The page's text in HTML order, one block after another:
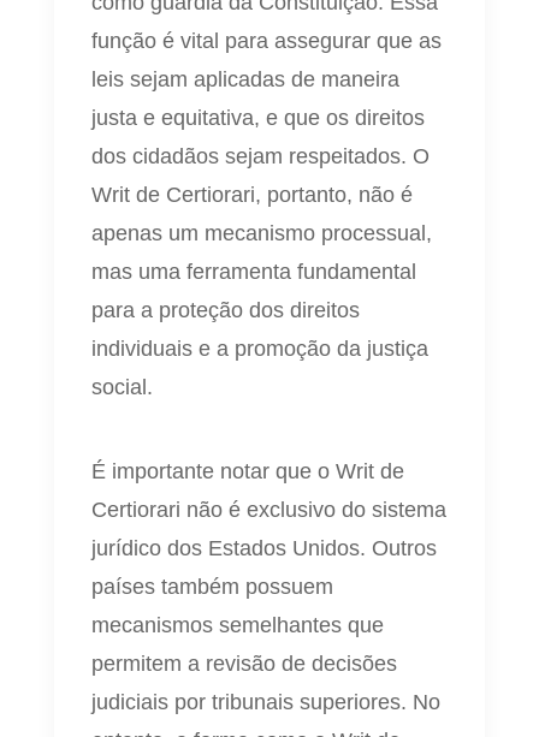
função é vital para assegurar que as
leis sejam aplicadas de maneira
justa e equitativa, e que os direitos
dos cidadãos sejam respeitados. O
Writ de Certiorari, portanto, não é
apenas um mecanismo processual,
mas uma ferramenta fundamental
para a proteção dos direitos
individuais e a promoção da justiça
social.
É importante notar que o Writ de
Certiorari não é exclusivo do sistema
jurídico dos Estados Unidos. Outros
países também possuem
mecanismos semelhantes que
permitem a revisão de decisões
judiciais por tribunais superiores. No